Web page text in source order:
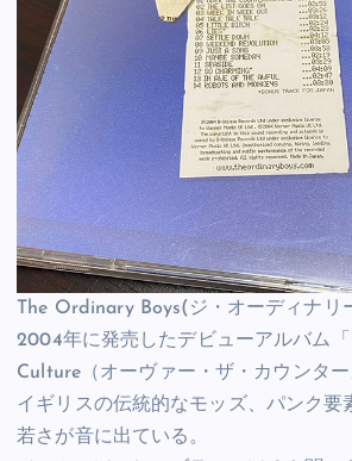
The Ordinary Boys(ジ・オーディナリ
2004年に発売したデビューアルバム
Culture（オーヴァー・ザ・カウンター
イギリスの伝統的なモッズ、パンク要
若さが音に出ている。